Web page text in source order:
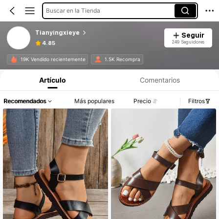
Buscar en la Tienda
Tianyingxieye
4.85
Seguir
249 Seguidores
19K Vendido recientemente 1.5K Recompra
Artículo Comentarios
Recomendados Más populares Precio Filtros